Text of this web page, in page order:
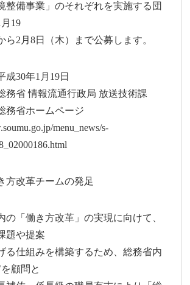
備事業」のそれぞれを実施する団
19
2月8日（木）まで公募します。
30年1月19日
省 情報流通行政局 放送技術課
省ホームページ
menu_news/s-
方改革チームの発足
働き方改革」の実現に向けて、
題や提案
仕組みを構築するため、総務省内
顧問と